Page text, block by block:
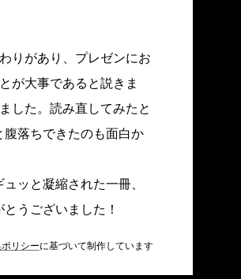
りがあり、プレゼンにお
が大事であると説きま
した。読み直してみたと
落ちできたのも面白か
ッと凝縮された一冊、
うございました！
リシーに基づいて制作しています